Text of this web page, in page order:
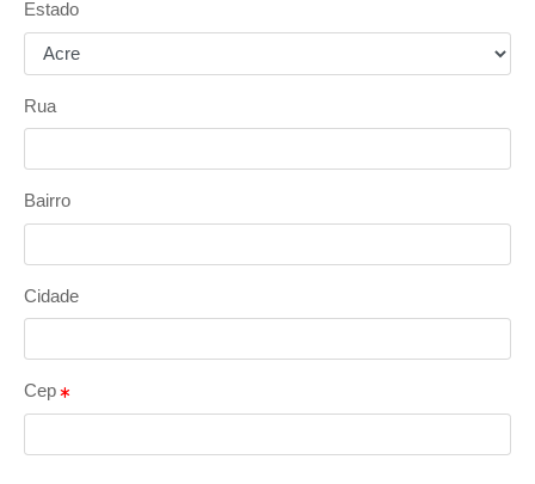
Estado
Rua
Bairro
Cidade
Cep